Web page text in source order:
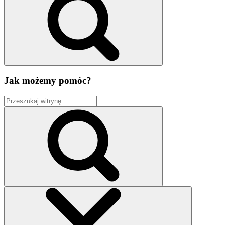
Jak możemy pomóc?